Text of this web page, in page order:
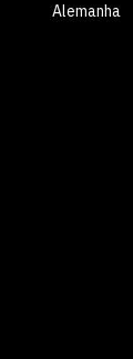
Alemanha